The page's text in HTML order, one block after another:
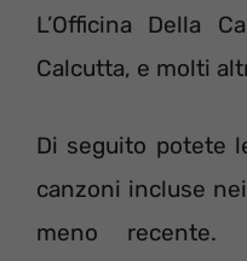
L’Officina Della
Calcutta, e molti
Di seguito potete
canzoni incluse
meno recente.